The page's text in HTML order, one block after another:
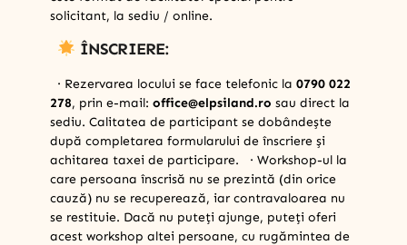
solicitant, la sediu / online.
ÎNSCRIERE:
· Rezervarea locului se face telefonic la 0790 022
278, prin e-mail: office@elpsiland.ro sau direct la
sediu. Calitatea de participant se dobândește
după completarea formularului de înscriere și
achitarea taxei de participare. · Workshop-ul la
care persoana înscrisă nu se prezintă (din orice
cauză) nu se recuperează, iar contravaloarea nu
se restituie. Dacă nu puteți ajunge, puteți oferi
acest workshop altei persoane, cu rugămintea de